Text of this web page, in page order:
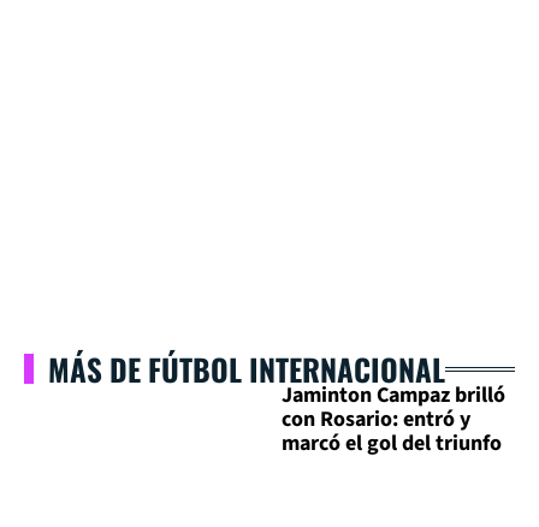
MÁS DE FÚTBOL INTERNACIONAL
Jaminton Campaz brilló
con Rosario: entró y
marcó el gol del triunfo